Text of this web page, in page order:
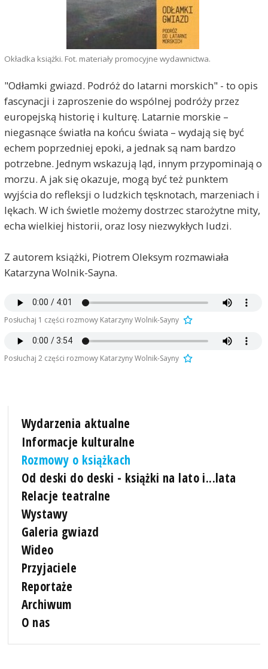
Okładka książki. Fot. materiały promocyjne wydawnictwa.
"Odłamki gwiazd. Podróż do latarni morskich" - to opis
fascynacji i zaproszenie do wspólnej podróży przez
europejską historię i kulturę. Latarnie morskie –
niegasnące światła na końcu świata – wydają się być
echem poprzedniej epoki, a jednak są nam bardzo
potrzebne. Jednym wskazują ląd, innym przypominają o
morzu. A jak się okazuje, mogą być też punktem
wyjścia do refleksji o ludzkich tęsknotach, marzeniach i
lękach. W ich świetle możemy dostrzec starożytne mity,
echa wielkiej historii, oraz losy niezwykłych ludzi.
Z autorem książki, Piotrem Oleksym rozmawiała
Katarzyna Wolnik-Sayna.
Posłuchaj 1 części rozmowy Katarzyny Wolnik-Sayny
Posłuchaj 2 części rozmowy Katarzyny Wolnik-Sayny
Wydarzenia aktualne
Informacje kulturalne
Rozmowy o książkach
Od deski do deski - książki na lato i...lata
Relacje teatralne
Wystawy
Galeria gwiazd
Wideo
Przyjaciele
Reportaże
Archiwum
O nas